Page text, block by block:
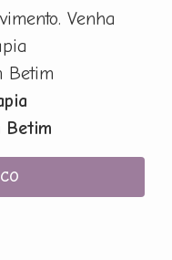
Venha
Betim
Betim